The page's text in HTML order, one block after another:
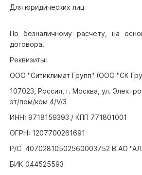
Для юридических лиц
По безналичному расчету, на
договора.
Реквизиты:
ООО "Ситиклимат Групп" (ООО "СК
107023, Россия, г. Москва, ул.
эт/пом/ком 4/V/3
ИНН: 9718159393 / КПП 771801001
ОГРН: 1207700261691
Р/С 40702810502560003752 В АО
БИК 044525593